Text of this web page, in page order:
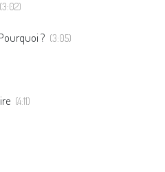
(3:02)
? (3:05)
(4:11)